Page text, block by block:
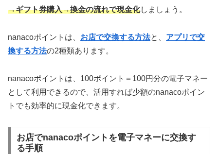
→ギフト券購入→換金の流れで現金化しましょう。
nanacoポイントは、 お店で交換する方法と、 アプリで交
換する方法の2種類あります。
nanacoポイントは、100ポイント＝100円分の電子マネー
として利用できるので、活用すれば少額のnanacoポイン
トでも効率的に現金化できます。
お店でnanacoポイントを電子マネーに交換す
る手順